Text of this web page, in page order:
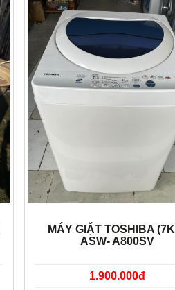
MÁY GIẶT TOSHIBA
ASW- A800SV
1.900.000đ